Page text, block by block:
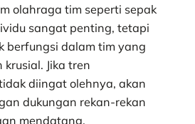
olahraga tim seperti sepak
sangat penting, tetapi
berfungsi dalam tim yang
Jika tren
diingat olehnya, akan
dukungan rekan-rekan
mendatang.